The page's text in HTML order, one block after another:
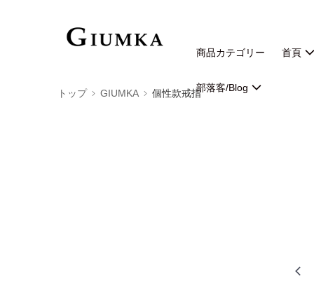
商品カテゴリー 首頁
部落客/Blog
トップ GIUMKA 個性款戒指